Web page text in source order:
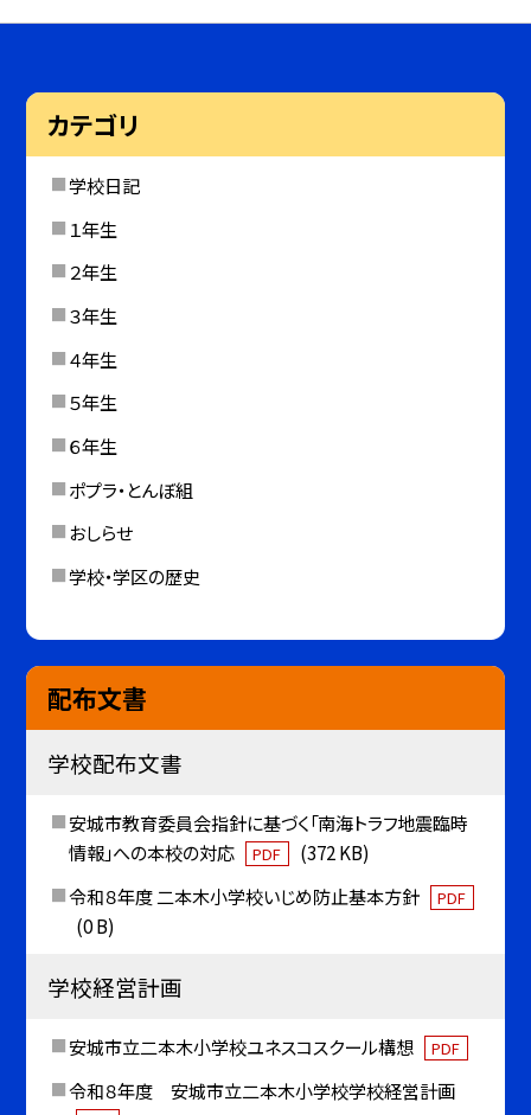
カテゴリ
学校日記
１年生
２年生
３年生
４年生
５年生
６年生
ポプラ・とんぼ組
おしらせ
学校・学区の歴史
配布文書
学校配布文書
安城市教育委員会指針に基づく「南海トラフ地震臨時
情報」への本校の対応
PDF
(372 KB)
令和８年度 二本木小学校いじめ防止基本方針
PDF
(0 B)
学校経営計画
安城市立二本木小学校ユネスコスクール構想 PDF
令和８年度 安城市立二本木小学校学校経営計画